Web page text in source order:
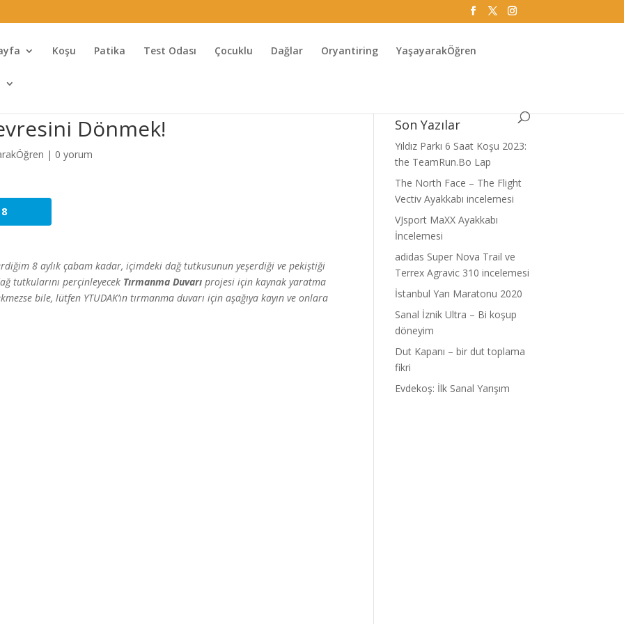
Koşu Patika Test Odası Çocuklu Dağlar Oryantiring YaşayarakÖğren
Dönmek!
| 0 yorum
8
8 aylık çabam kadar, içimdeki dağ tutkusunun yeşerdiği ve pekiştiği
tutkularını perçinleyecek Tırmanma Duvarı projesi için kaynak yaratma
bile, lütfen YTUDAK’ın tırmanma duvarı için aşağıya kayın ve onlara
Son Yazılar
Yıldız Parkı 6 Saat Koşu 2023:
the TeamRun.Bo Lap
The North Face – The Flight
Vectiv Ayakkabı incelemesi
VJsport MaXX Ayakkabı
İncelemesi
adidas Super Nova Trail ve
Terrex Agravic 310 incelemesi
İstanbul Yarı Maratonu 2020
Sanal İznik Ultra – Bi koşup
döneyim
Dut Kapanı – bir dut toplama
fikri
Evdekoş: İlk Sanal Yarışım